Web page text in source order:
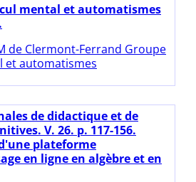
mental et automatismes
de Clermont-Ferrand Groupe
et automatismes
de didactique et de
V. 26. p. 117-156.
plateforme
en ligne en algèbre et en